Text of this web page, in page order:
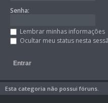
Senha:
Lembrar minhas informações
Ocultar meu status nesta
Esta categoria não possui fóruns.